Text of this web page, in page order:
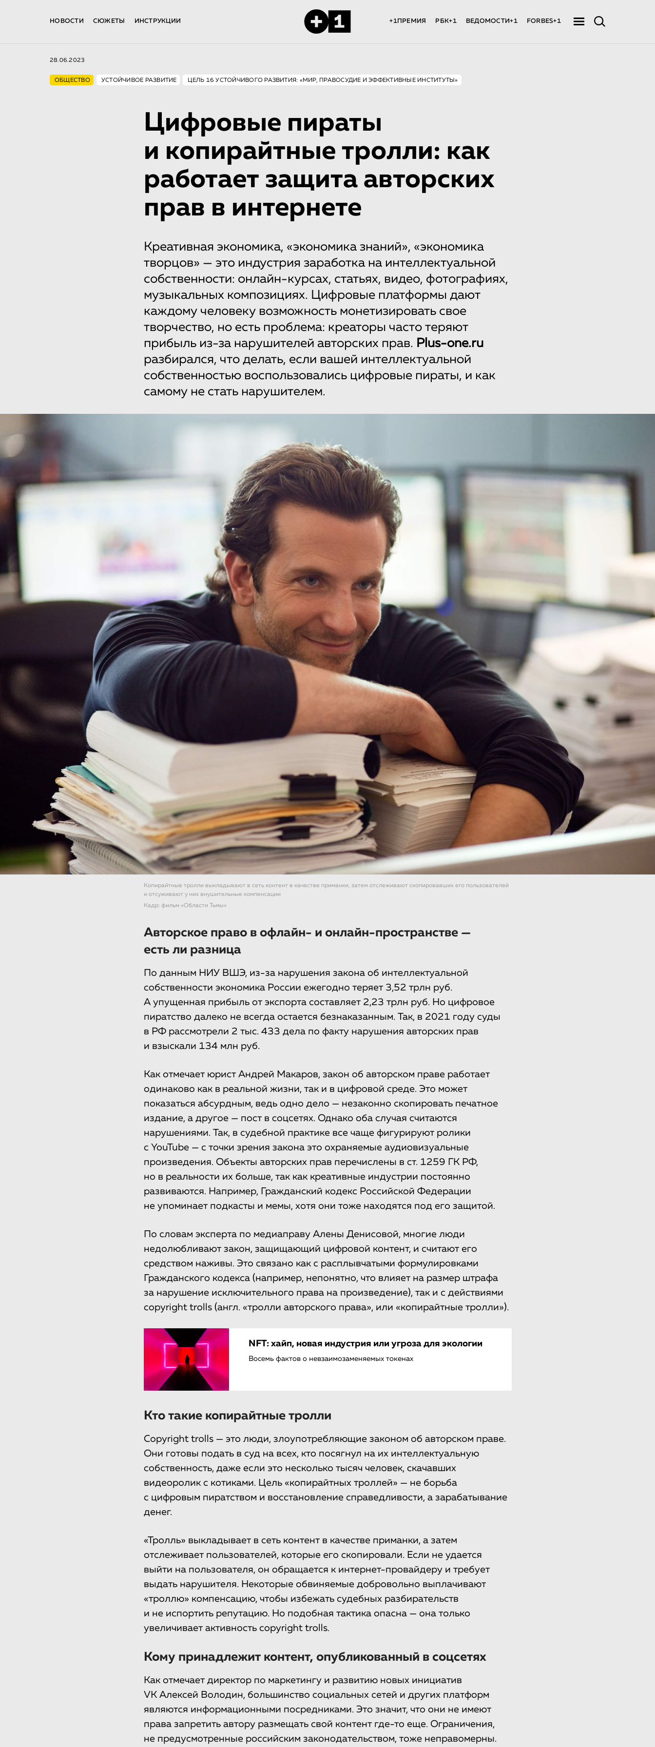
НОВОСТИ СЮЖЕТЫ ИНСТРУКЦИИ +1ПРЕМИЯ РБК+1 ВЕДОМОСТИ+1 FORBES+1
28.06.2023
ОБЩЕСТВО УСТОЙЧИВОЕ РАЗВИТИЕ ЦЕЛЬ 16 УСТОЙЧИВОГО РАЗВИТИЯ: «МИР, ПРАВОСУДИЕ И ЭФФЕКТИВНЫЕ ИНСТИТУТЫ»
Цифровые пираты
и копирайтные тролли: как
работает защита авторских
прав в интернете
Креативная экономика, «экономика знаний», «экономика
творцов» — это индустрия заработка на интеллектуальной
собственности: онлайн-курсах, статьях, видео, фотографиях,
музыкальных композициях. Цифровые платформы дают
каждому человеку возможность монетизировать свое
творчество, но есть проблема: креаторы часто теряют
прибыль из-за нарушителей авторских прав. Plus-one.ru
разбирался, что делать, если вашей интеллектуальной
собственностью воспользовались цифровые пираты, и как
самому не стать нарушителем.
Копирайтные тролли выкладывают в сеть контент в качестве приманки, затем отслеживают скопировавших его пользователей
и отсуживают у них внушительные компенсации
Кадр: фильм «Области Тьмы»
Авторское право в офлайн- и онлайн-пространстве —
есть ли разница
По данным НИУ ВШЭ, из-за нарушения закона об интеллектуальной
собственности экономика России ежегодно теряет 3,52 трлн руб.
А упущенная прибыль от экспорта составляет 2,23 трлн руб. Но цифровое
пиратство далеко не всегда остается безнаказанным. Так, в 2021 году суды
в РФ рассмотрели 2 тыс. 433 дела по факту нарушения авторских прав
и взыскали 134 млн руб.
Как отмечает юрист Андрей Макаров, закон об авторском праве работает
одинаково как в реальной жизни, так и в цифровой среде. Это может
показаться абсурдным, ведь одно дело — незаконно скопировать печатное
издание, а другое — пост в соцсетях. Однако оба случая считаются
нарушениями. Так, в судебной практике все чаще фигурируют ролики
с YouTube — с точки зрения закона это охраняемые аудиовизуальные
произведения. Объекты авторских прав перечислены в ст. 1259 ГК РФ,
но в реальности их больше, так как креативные индустрии постоянно
развиваются. Например, Гражданский кодекс Российской Федерации
не упоминает подкасты и мемы, хотя они тоже находятся под его защитой.
По словам эксперта по медиаправу Алены Денисовой, многие люди
недолюбливают закон, защищающий цифровой контент, и считают его
средством наживы. Это связано как с расплывчатыми формулировками
Гражданского кодекса (например, непонятно, что влияет на размер штрафа
за нарушение исключительного права на произведение), так и с действиями
copyright trolls (англ. «тролли авторского права», или «копирайтные тролли»).
NFT: хайп, новая индустрия или угроза для экологии
Восемь фактов о невзаимозаменяемых токенах
Кто такие копирайтные тролли
Copyright trolls — это люди, злоупотребляющие законом об авторском праве.
Они готовы подать в суд на всех, кто посягнул на их интеллектуальную
собственность, даже если это несколько тысяч человек, скачавших
видеоролик с котиками. Цель «копирайтных троллей» — не борьба
с цифровым пиратством и восстановление справедливости, а зарабатывание
денег.
«Тролль» выкладывает в сеть контент в качестве приманки, а затем
отслеживает пользователей, которые его скопировали. Если не удается
выйти на пользователя, он обращается к интернет-провайдеру и требует
выдать нарушителя. Некоторые обвиняемые добровольно выплачивают
«троллю» компенсацию, чтобы избежать судебных разбирательств
и не испортить репутацию. Но подобная тактика опасна — она только
увеличивает активность copyright trolls.
Кому принадлежит контент, опубликованный в соцсетях
Как отмечает директор по маркетингу и развитию новых инициатив
VK Алексей Володин, большинство социальных сетей и других платформ
являются информационными посредниками. Это значит, что они не имеют
права запретить автору размещать свой контент где-то еще. Ограничения,
не предусмотренные российским законодательством, тоже неправомерны.